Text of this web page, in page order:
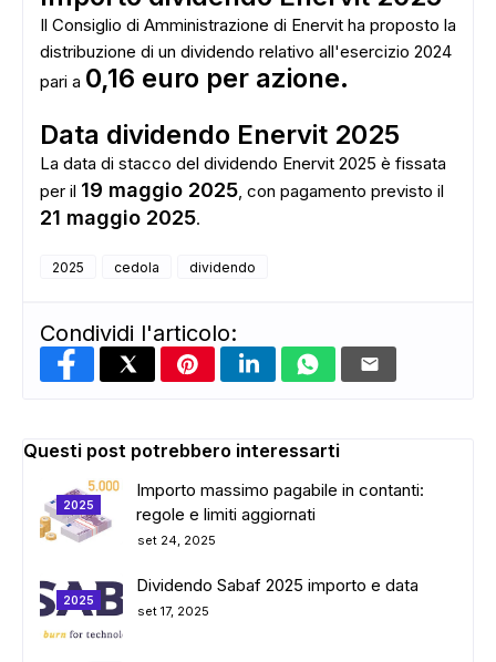
Il Consiglio di Amministrazione di Enervit ha proposto la
distribuzione di un dividendo relativo all'esercizio 2024
pari a 0,16 euro per azione.
Data dividendo Enervit 2025
La data di stacco del dividendo Enervit 2025 è fissata
per il 19 maggio 2025, con pagamento previsto il
21 maggio 2025.
2025 cedola dividendo
Condividi l'articolo:
Questi post potrebbero interessarti
2025
Importo massimo pagabile in contanti:
regole e limiti aggiornati
set 24, 2025
2025
Dividendo Sabaf 2025 importo e data
set 17, 2025